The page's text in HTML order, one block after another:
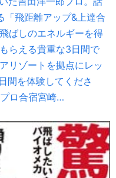
「飛距離アップ&上達合
ばしのエネルギーを得
らえる貴重な3日間で
リゾートを拠点にレッ
間を体験してくださ
ロ合宿宮崎…